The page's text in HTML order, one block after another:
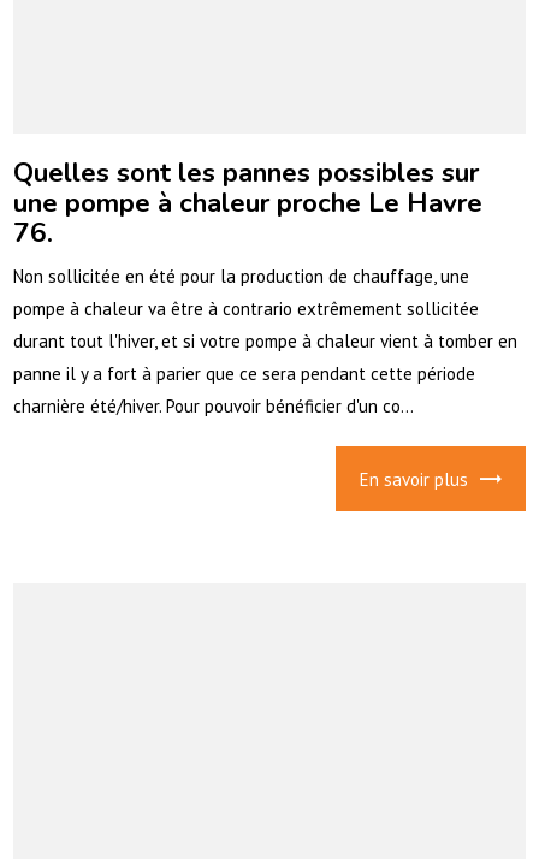
Quelles sont les pannes possibles sur
une pompe à chaleur proche Le Havre
76.
Non sollicitée en été pour la production de chauffage, une
pompe à chaleur va être à contrario extrêmement sollicitée
durant tout l'hiver, et si votre pompe à chaleur vient à tomber en
panne il y a fort à parier que ce sera pendant cette période
charnière été/hiver. Pour pouvoir bénéficier d'un co...
En savoir plus